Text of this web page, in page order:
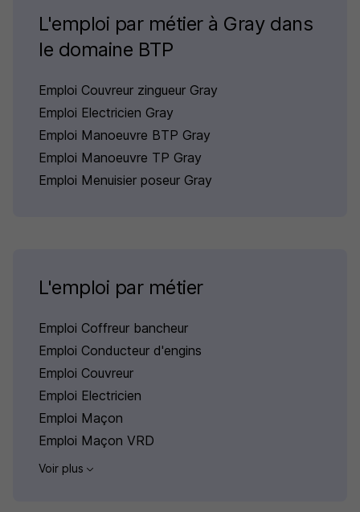
L'emploi par métier à Gray dans
le domaine BTP
Emploi Couvreur zingueur Gray
Emploi Electricien Gray
Emploi Manoeuvre BTP Gray
Emploi Manoeuvre TP Gray
Emploi Menuisier poseur Gray
L'emploi par métier
Emploi Coffreur bancheur
Emploi Conducteur d'engins
Emploi Couvreur
Emploi Electricien
Emploi Maçon
Emploi Maçon VRD
Voir plus